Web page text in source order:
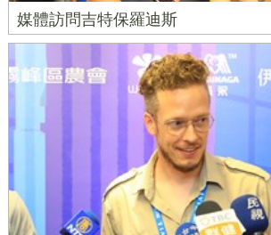
媒體訪問吉特保羅迪斯